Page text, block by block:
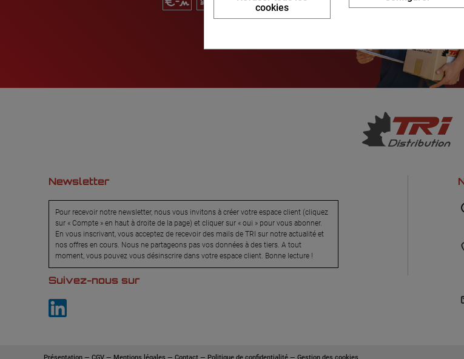
Newsletter
Pour recevoir notre newsletter, nous vous invitons à créer votre espace client (cliquez
sur « Compte » en haut à droite de la page) et cliquer sur « oui » pour vous abonner.
En vous inscrivant, vous acceptez de recevoir des mails de TRI sur notre actualité et
nos offres en cours. Nous ne partageons pas vos données à des tiers. A tout
moment, vous pouvez vous désinscrire dans votre espace client. Bonne lecture !
Suivez-nous sur
Présentation — CGV — Mentions légales — Contact — Politique de confidentialité — Gestion des cookies
cookies